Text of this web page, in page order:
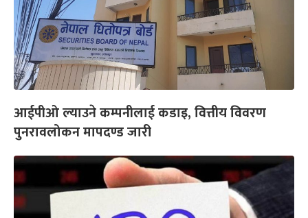
आईपीओ ल्याउने कम्पनीलाई कडाइ, वित्तीय विवरण
पुनरावलोकन मापदण्ड जारी